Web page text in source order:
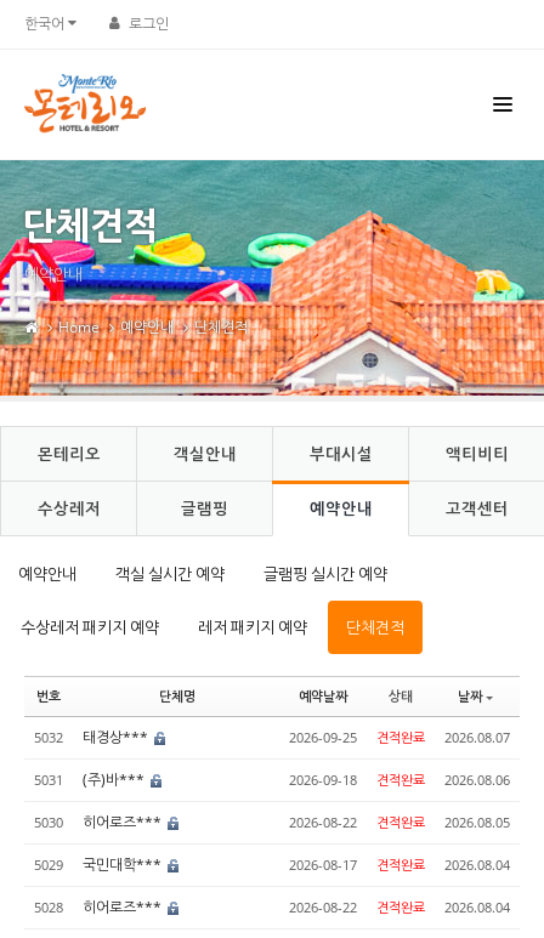
한국어 로그인
단체견적
예약안내
Home 예약안내 단체견적
몬테리오 객실안내 부대시설 액티비티
수상레저 글램핑 예약안내 고객센터
예약안내 객실 실시간 예약 글램핑 실시간 예약
수상레저 패키지 예약 레저 패키지 예약 단체견적
번호 단체명 예약날짜 상태 날짜
5032 태경상*** 2026-09-25 견적완료 2026.08.07
5031 (주)바*** 2026-09-18 견적완료 2026.08.06
5030 히어로즈*** 2026-08-22 견적완료 2026.08.05
5029 국민대학*** 2026-08-17 견적완료 2026.08.04
5028 히어로즈*** 2026-08-22 견적완료 2026.08.04
Sketchbook5, 스케치북5